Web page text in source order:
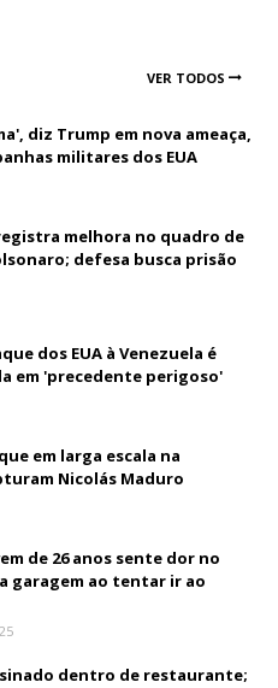
VER TODOS
diz Trump em nova ameaça,
militares dos EUA
melhora no quadro de
defesa busca prisão
dos EUA à Venezuela é
em 'precedente perigoso'
em larga escala na
Nicolás Maduro
de 26 anos sente dor no
garagem ao tentar ir ao
dentro de restaurante;